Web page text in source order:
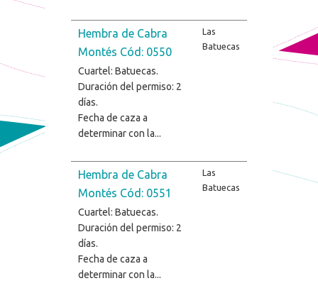
Hembra de Cabra
Montés Cód: 0550
Cuartel: Batuecas.
Duración del permiso: 2
días.
Fecha de caza a
determinar con la...
Las
Batuecas
Hembra de Cabra
Montés Cód: 0551
Cuartel: Batuecas.
Duración del permiso: 2
días.
Fecha de caza a
determinar con la...
Las
Batuecas